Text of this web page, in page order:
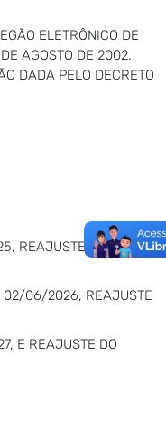
ELETRÔNICO DE
AGOSTO DE 2002.
DADA PELO DECRETO
REAJUSTE DO VALOR
02/06/2026, REAJUSTE
E REAJUSTE DO